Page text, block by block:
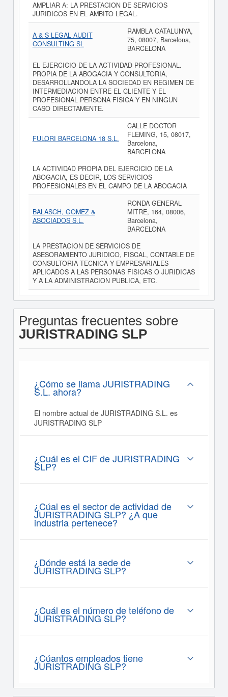
AMPLIAR A: LA PRESTACION DE SERVICIOS
JURIDICOS EN EL AMBITO LEGAL.
A & S LEGAL AUDIT
CONSULTING SL
RAMBLA CATALUNYA,
75, 08007, Barcelona,
BARCELONA
EL EJERCICIO DE LA ACTIVIDAD PROFESIONAL.
PROPIA DE LA ABOGACIA Y CONSULTORIA,
DESARROLLANDOLA LA SOCIEDAD EN REGIMEN DE
INTERMEDIACION ENTRE EL CLIENTE Y EL
PROFESIONAL PERSONA FISICA Y EN NINGUN
CASO DIRECTAMENTE.
FULORI BARCELONA 18 S.L.
CALLE DOCTOR
FLEMING, 15, 08017,
Barcelona,
BARCELONA
LA ACTIVIDAD PROPIA DEL EJERCICIO DE LA
ABOGACIA, ES DECIR, LOS SERVICIOS
PROFESIONALES EN EL CAMPO DE LA ABOGACIA
BALASCH, GOMEZ &
ASOCIADOS S.L.
RONDA GENERAL
MITRE, 164, 08006,
Barcelona,
BARCELONA
LA PRESTACION DE SERVICIOS DE
ASESORAMIENTO JURIDICO, FISCAL, CONTABLE DE
CONSULTORIA TECNICA Y EMPRESARIALES
APLICADOS A LAS PERSONAS FISICAS O JURIDICAS
Y A LA ADMINISTRACION PUBLICA, ETC.
Preguntas frecuentes sobre
JURISTRADING SLP
¿Cómo se llama JURISTRADING
S.L. ahora?
El nombre actual de JURISTRADING S.L. es
JURISTRADING SLP
¿Cuál es el CIF de JURISTRADING
SLP?
¿Cúal es el sector de actividad de
JURISTRADING SLP? ¿A que
industria pertenece?
¿Dónde está la sede de
JURISTRADING SLP?
¿Cuál es el número de teléfono de
JURISTRADING SLP?
¿Cúantos empleados tiene
JURISTRADING SLP?